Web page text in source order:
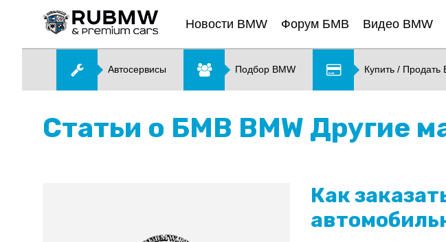
Новости BMW Форум БМВ Видео BMW
Автосервисы Подбор BMW Купить / Продать
Статьи о БМВ BMW Другие
Как